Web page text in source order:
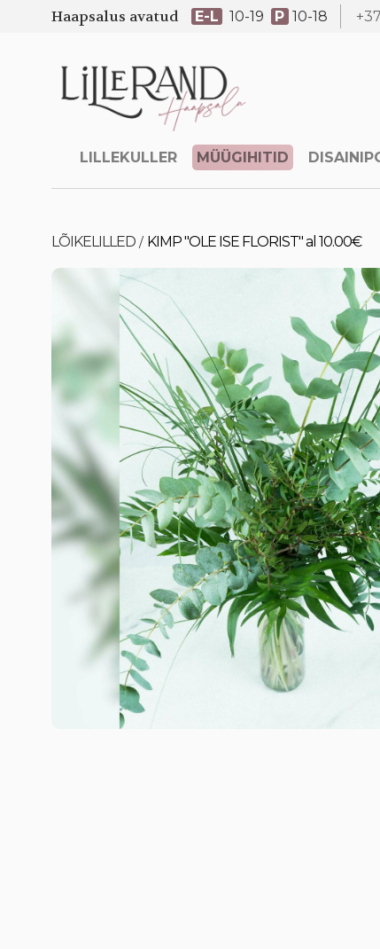
Haapsalus avatud E-L 10-19 P 10-18
LILLEKULLER MÜÜGIHITID
LÕIKELILLED / KIMP "OLE ISE FLORIST" al 10.00€